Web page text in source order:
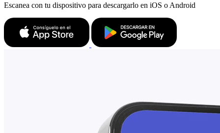
Escanea con tu dispositivo para descargarlo en iOS o Android